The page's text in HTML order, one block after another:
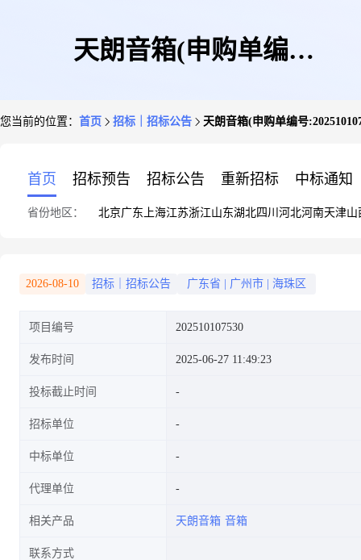
天朗音箱(申购单编
您当前的位置： 首页 招标｜招标公告 天朗音箱(申购单编号
首页 招标预告 招标公告 重新招标 中标通知
省份地区： 北京广东 上海江苏浙江山东湖北四川 河北河南天津山
2026-08-10 招标｜招标公告 广东省 广州市 海珠区
项目编号 202510107530
发布时间 2025-06-27 11:49:23
投标截止时间
招标单位
中标单位
代理单位
相关产品 天朗音箱 音箱
联系方式